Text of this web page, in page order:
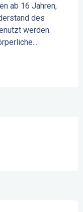
ab 16 Jahren,
des
werden.